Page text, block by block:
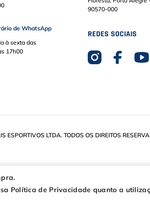
Política de Privacidade quanto a
de WhatsApp
à sexta das
17h00
90570-000
REDES SOCIAIS
LTDA. TODOS OS DIREITOS